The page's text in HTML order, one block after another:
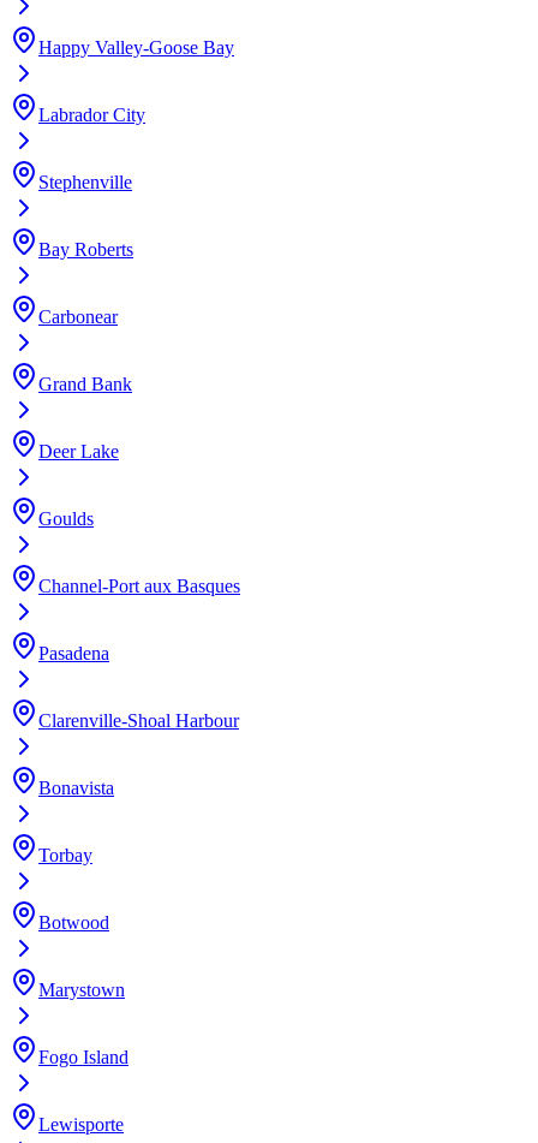
Happy Valley-Goose Bay
Labrador City
Stephenville
Bay Roberts
Carbonear
Grand Bank
Deer Lake
Goulds
Channel-Port aux Basques
Pasadena
Clarenville-Shoal Harbour
Bonavista
Torbay
Botwood
Marystown
Fogo Island
Lewisporte